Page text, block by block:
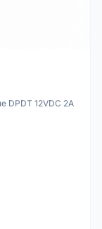
DPDT 12VDC 2A